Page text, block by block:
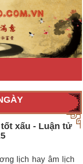
xấu - Luận tử
lịch hay âm lịch